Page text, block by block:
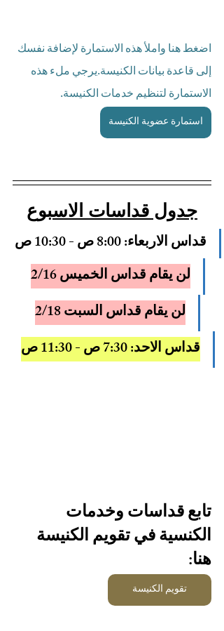
اضغط هنا واملأ هذه الاستمارة لإضافة نفسك
إلى قاعدة بيانات الكنيسة.يرجي ملء هذه
الاستمارة لتنظيم خدمات الكنيسة.
استمارة عضوية الكنيسة
جدول قداسات الاسبوع
قداس الاربعاء: 8:00 ص - 10:30 ص
لن يقام قداس الخميس 2/16
لن يقام قداس السبت 2/18
قداس الاحد: 7:30 ص - 11:30 ص
تابع قداسات وخدمات
الكنسية في تقويم الكنيسة
هنا:
تقويم الكنيسة